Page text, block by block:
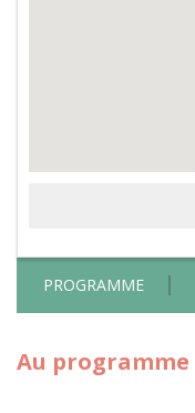
PROGRAMME
Au programme